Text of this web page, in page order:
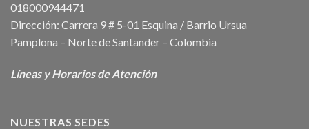
018000944471
Dirección: Carrera 9 # 5-01 Esquina / Barrio Ursua
Pamplona – Norte de Santander – Colombia
Líneas y Horarios de Atención
NUESTRAS SEDES